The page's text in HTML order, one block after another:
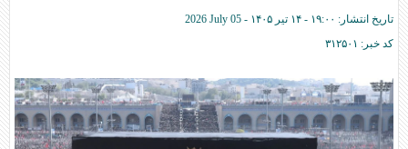
تاریخ انتشار: ۱۹:۰۰ - ۱۴ تير ۱۴۰۵ -
2026 July 05
کد خبر: ۳۱۲۵۰۱